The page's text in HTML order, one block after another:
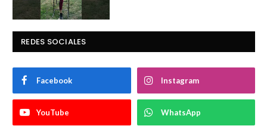
REDES SOCIALES
Facebook Instagram
YouTube WhatsApp